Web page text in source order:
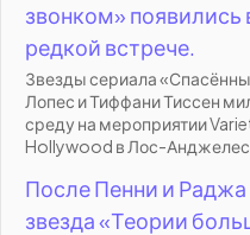
звонком» появились
редкой встрече.
Звезды сериала
Лопес и Тиффани Тиссен
среду на мероприятии
Hollywood в Лос-
После Пенни и
звезда «Теории